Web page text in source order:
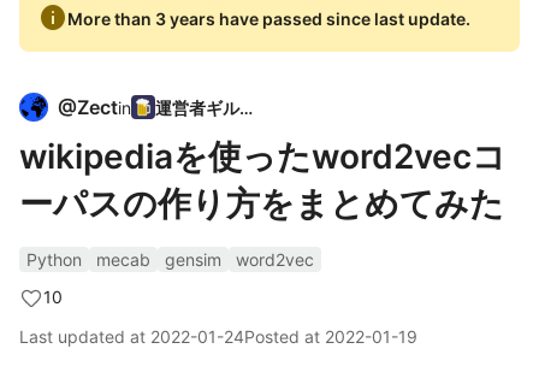
infoMore than 3 years have passed since last update.
@Zectin 運営者ギルド
wikipediaを使ったword2vecコ
ーパスの作り方をまとめてみた
Python mecab gensim
word2vec
10
Last updated at 2022-01-24Posted at 2022-01-19